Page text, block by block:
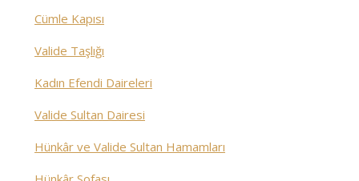
Cümle Kapısı
Valide Taşlığı
Kadın Efendi Daireleri
Valide Sultan Dairesi
Hünkâr ve Valide Sultan Hamamları